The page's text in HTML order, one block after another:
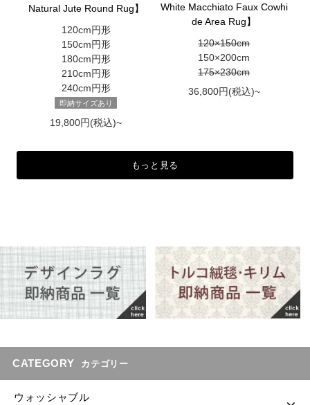
Natural Jute Round Rug】
120cm円形
150cm円形
180cm円形
210cm円形
240cm円形
即納サイズあり
19,800円(税込)~
White Macchiato Faux Cowhi
de Area Rug】
120×150cm
150×200cm
175×230cm
36,800円(税込)~
もっと見る
CATEGORY カテゴリー
ウォッシャブル